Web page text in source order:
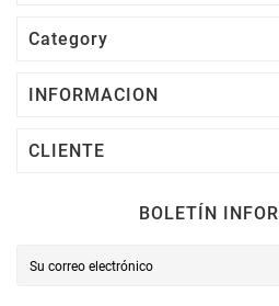
Category
INFORMACION
CLIENTE
BOLETÍN